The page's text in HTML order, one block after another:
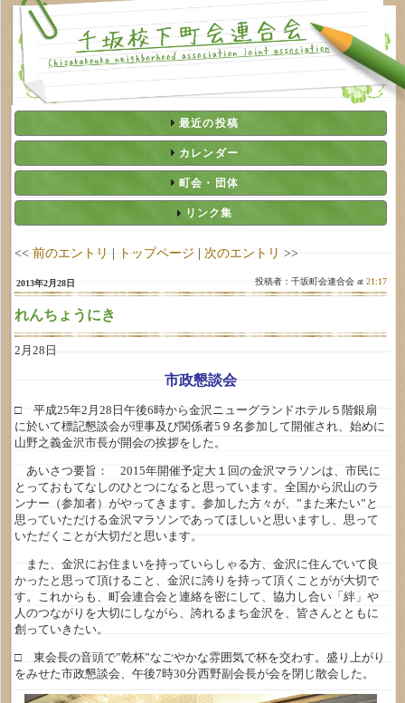
最近の投稿
カレンダー
町会・団体
リンク集
<< 前のエントリ | トップページ | 次のエントリ >>
2013年2月28日 投稿者：千坂町会連合会 at21:17
れんちょうにき
2月28日
市政懇談会
□ 平成25年2月28日午後6時から金沢ニューグランドホテル５階銀扇
に於いて標記懇談会が理事及び関係者5９名参加して開催され、始めに
山野之義金沢市長が開会の挨拶をした。
あいさつ要旨： 2015年開催予定大１回の金沢マラソンは、市民に
とっておもてなしのひとつになると思っています。全国から沢山のラ
ンナー（参加者）がやってきます。参加した方々が、”また来たい”と
思っていただける金沢マラソンであってほしいと思いますし、思って
いただくことが大切だと思います。
また、金沢にお住まいを持っていらしゃる方、金沢に住んでいて良
かったと思って頂けること、金沢に誇りを持って頂くことがが大切で
す。これからも、町会連合会と連絡を密にして、協力し合い「絆」や
人のつながりを大切にしながら、誇れるまち金沢を、皆さんとともに
創っていきたい。
□ 東会長の音頭で”乾杯”なごやかな雰囲気で杯を交わす。盛り上がり
をみせた市政懇談会、午後7時30分西野副会長が会を閉じ散会した。